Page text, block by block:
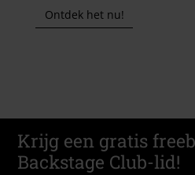
Ontdek het nu!
Krijg een gratis
Backstage Club-lid!